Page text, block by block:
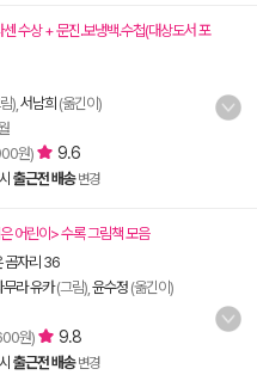
수상 + 문진.보냉백.수첩(대상도서 포
), 서남희 (옮긴이)
원) 9.6
출근전 배송 변경
어린이> 수록 그림책 모음
곰자리 36
무라 유카(그림), 윤수정 (옮긴이)
원) 9.8
출근전 배송 변경